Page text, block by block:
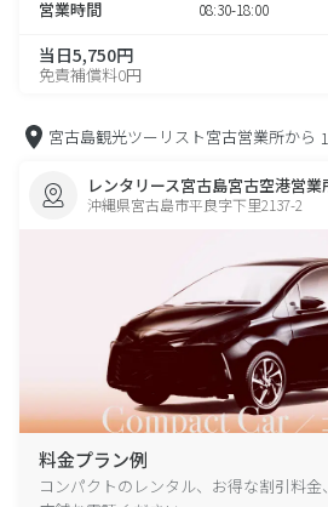
営業時間 08:30-18:00
当日5,750円
免責補償料0円
宮古島観光ツーリスト宮古営業所から
レンタリース宮古島宮古空港営業
沖縄県宮古島市平良字下里2137-2
料金プラン例
コンパクトのレンタル、お得な割引料